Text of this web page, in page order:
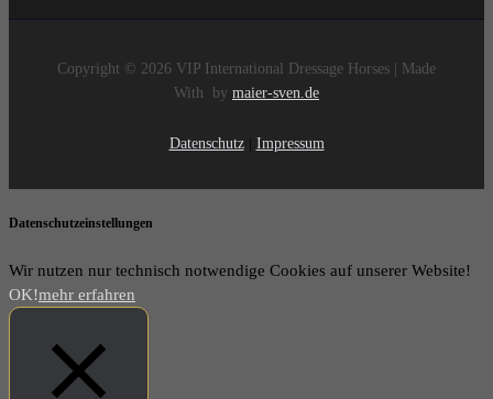
Copyright © 2026 VIP International Dressage Horses | Made
With
by maier-sven.de
Datenschutz| Impressum
Datenschutzeinstellungen
Wir nutzen nur technisch notwendige Cookies auf unserer Website!
OK!mehr erfahren